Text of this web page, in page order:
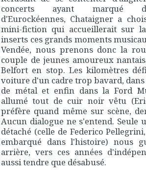
concerts ayant marqué
d'Eurockéennes, Chataigner a
mini-fiction qui accueillerait sur
inserts ces grands moments
Vendée, nous prenons donc la
couple de jeunes amoureux
Belfort en stop. Les kilomètres
voiture d'un cadre trop bavard,
de métal et enfin dans la Ford
allumé tout de cuir noir vêtu
préfère quand même sur scène,
Aucun dialogue ne s'entend. Seule
détaché (celle de Federico
embarqué dans l'histoire) nous
arrière, vers ces années
aussi tendre que désabusé.